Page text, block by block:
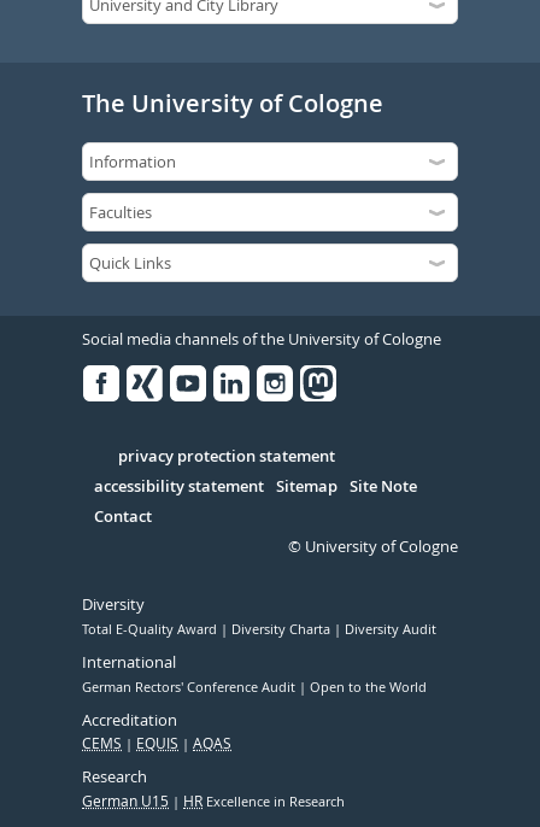
The University of Cologne
Social media channels of the University of Cologne
Serivce
privacy protection statement
accessibility statement Sitemap Site Note
Contact
© University of Cologne
Diversity
Total E-Quality Award Diversity Charta Diversity Audit
International
German Rectors' Conference Audit Open to the World
Accreditation
CEMS EQUIS AQAS
Research
German U15 HR Excellence in Research